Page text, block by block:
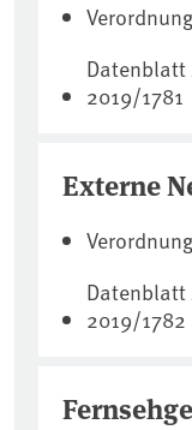
Datenblatt
2019/1781
Externe
Datenblatt
2019/1782